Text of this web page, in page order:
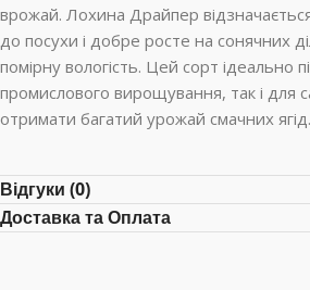
врожай. Лохина Драйпер
до посухи і добре росте на сонячних
помірну вологість. Цей сорт ідеально
промислового вирощування, так і для
отримати багатий урожай смачних ягід.
Відгуки (0)
Доставка та Оплата